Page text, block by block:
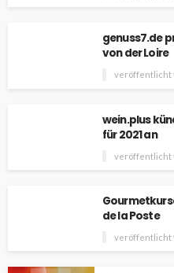
genuss7.de
von der Loire
veröffentlicht
wein.plus
für 2021 an
veröffentlicht
de la Poste
veröffentlicht